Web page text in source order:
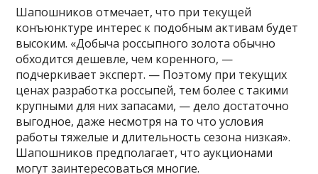
Шапошников отмечает, что при текущей
конъюнктуре интерес к подобным активам будет
высоким. «Добыча россыпного золота обычно
обходится дешевле, чем коренного, —
подчеркивает эксперт. — Поэтому при текущих
ценах разработка россыпей, тем более с такими
крупными для них запасами, — дело достаточно
выгодное, даже несмотря на то что условия
работы тяжелые и длительность сезона низкая».
Шапошников предполагает, что аукционами
могут заинтересоваться многие.